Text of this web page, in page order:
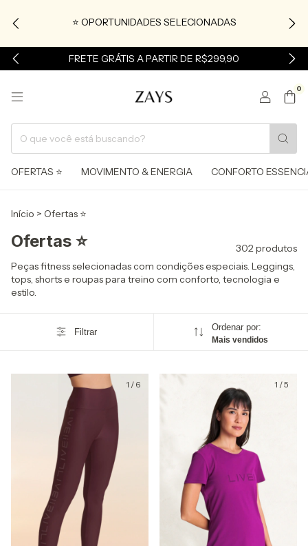
⭐ OPORTUNIDADES SELECIONADAS
FRETE GRÁTIS A PARTIR DE R$299,90
0
OFERTAS ⭐ MOVIMENTO & ENERGIA CONFORTO
Início > Ofertas ⭐
Ofertas ⭐
302 produtos
Peças fitness selecionadas com condições especiais. Leggings,
tops, shorts e roupas para treino com conforto, tecnologia e
estilo.
Filtrar Ordenar por:
Mais vendidos
1 / 6 1 /5